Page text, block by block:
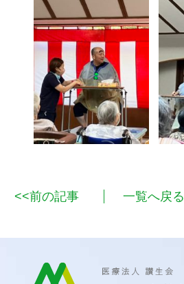
<<前の記事 一覧へ戻る